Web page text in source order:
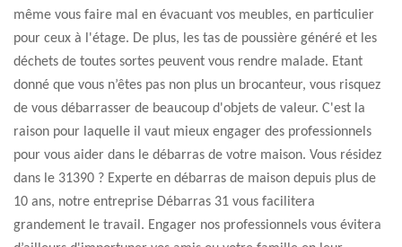
même vous faire mal en évacuant vos meubles, en particulier
pour ceux à l'étage. De plus, les tas de poussière généré et les
déchets de toutes sortes peuvent vous rendre malade. Etant
donné que vous n’êtes pas non plus un brocanteur, vous risquez
de vous débarrasser de beaucoup d'objets de valeur. C'est la
raison pour laquelle il vaut mieux engager des professionnels
pour vous aider dans le débarras de votre maison. Vous résidez
dans le 31390 ? Experte en débarras de maison depuis plus de
10 ans, notre entreprise Débarras 31 vous facilitera
grandement le travail. Engager nos professionnels vous évitera